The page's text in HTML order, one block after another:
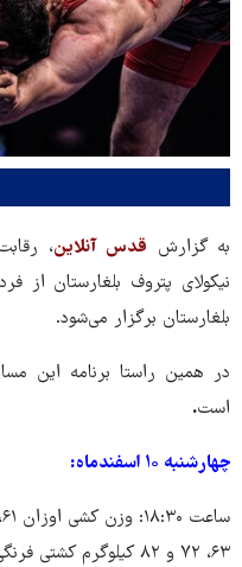
به گزارش قدس آنلاین،
نیکولای پتروف بلغارستان
بلغارستان برگزار می‌شود.
در همین راستا برنامه این
است.
چهارشنبه ۱۰ اسفندماه:
۶۳، ۷۲ و ۸۲ کیلوگرم کشتی فرنگی